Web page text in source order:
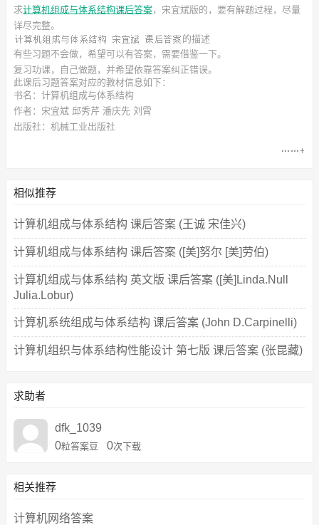
求计算机组成与体系结构课后答案，宋宜斌版的，要有解题过程，尽量
详尽完整。
的描述
有些习题不会做，希望可以有答案，需要借鉴一下。
复习功课，自己做题，并希望依靠答案纠正错误。
此课后习题答案对应的教材信息如下：
书名：计算机组成与体系结构
作者：宋宜斌 邱秀芹 潘庆先 刘霄
出版社：机械工业出版社
相似推荐
计算机组成与体系结构 课后答案 (王诚 宋佳兴)
计算机组成与体系结构 课后答案 ([美]努尔 [美]劳伯)
计算机组成与体系结构 英文版 课后答案 ([美]Linda.Null
Julia.Lobur)
计算机系统组成与体系结构 课后答案 (John D.Carpinelli)
计算机组织与体系结构性能设计 第七版 课后答案 (张昆藏)
求助者
dfk_1039
0粒答案豆 0次下载
相关推荐
计算机网络答案